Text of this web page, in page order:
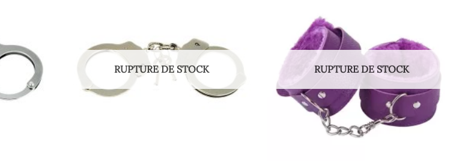
RUPTURE DE STOCK RUPTURE DE STOCK